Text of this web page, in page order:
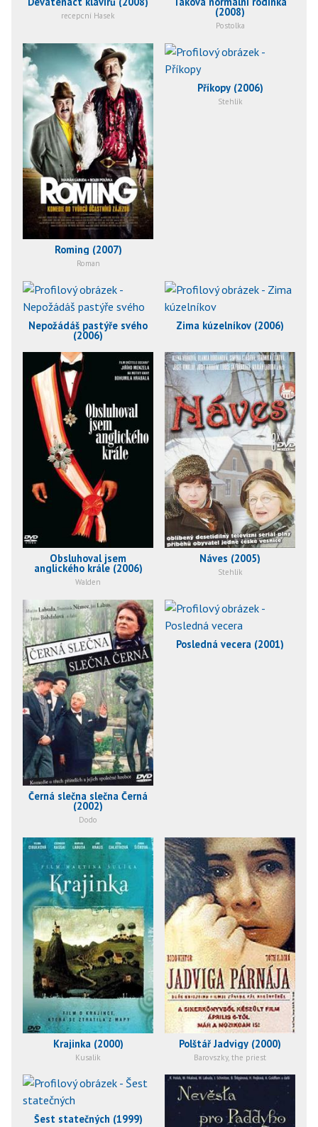
recepcní Hasek (2008)
Postolka
Roming (2007)
Roman
Příkopy (2006)
Stehlík
Nepožádáš pastýře svého
(2006)
Zima kúzelníkov (2006)
Obsluhoval jsem
anglického krále (2006)
Walden
Náves (2005)
Stehlík
Černá slečna slečna Černá
(2002)
Dodo
Posledná vecera (2001)
Krajinka (2000)
Kusalik
Polštář Jadvigy (2000)
Barovszky, the priest
Šest statečných (1999)